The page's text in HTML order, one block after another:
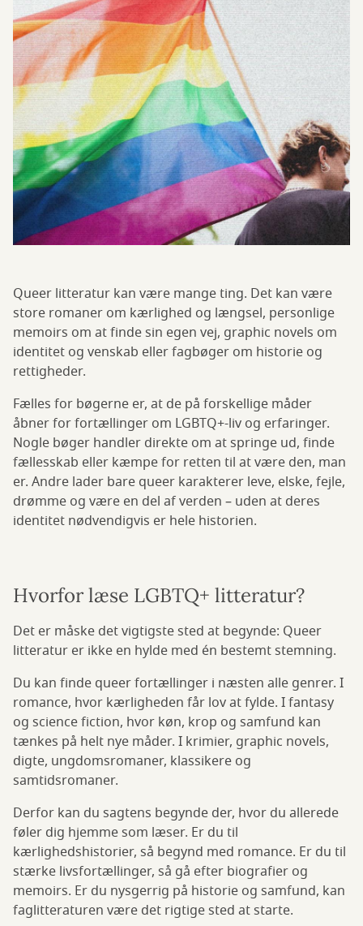
Queer litteratur kan være mange ting. Det kan være
store romaner om kærlighed og længsel, personlige
memoirs om at finde sin egen vej, graphic novels om
identitet og venskab eller fagbøger om historie og
rettigheder.
Fælles for bøgerne er, at de på forskellige måder
åbner for fortællinger om LGBTQ+-liv og erfaringer.
Nogle bøger handler direkte om at springe ud, finde
fællesskab eller kæmpe for retten til at være den, man
er. Andre lader bare queer karakterer leve, elske, fejle,
drømme og være en del af verden – uden at deres
identitet nødvendigvis er hele historien.
Hvorfor læse LGBTQ+ litteratur?
Det er måske det vigtigste sted at begynde: Queer
litteratur er ikke en hylde med én bestemt stemning.
Du kan finde queer fortællinger i næsten alle genrer. I
romance, hvor kærligheden får lov at fylde. I fantasy
og science fiction, hvor køn, krop og samfund kan
tænkes på helt nye måder. I krimier, graphic novels,
digte, ungdomsromaner, klassikere og
samtidsromaner.
Derfor kan du sagtens begynde der, hvor du allerede
føler dig hjemme som læser. Er du til
kærlighedshistorier, så begynd med romance. Er du til
stærke livsfortællinger, så gå efter biografier og
memoirs. Er du nysgerrig på historie og samfund, kan
faglitteraturen være det rigtige sted at starte.